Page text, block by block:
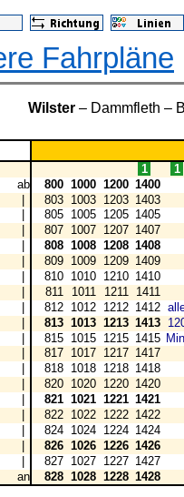
Fahrpläne
Wilster– Dammfleth –
1
1
ab 800 1000 1200 1400
| 803 1003 1203 1403
805 1005 1205 1405
807 1007 1207 1407
808 1008 1208 1408
809 1009 1209 1409
810 1010 1210 1410
811 1011 1211
1411
812 1012 1212 1412
| 813 1013 1213 1413
| 815 1015 1215 1415
817 1017 1217 1417
818 1018 1218 1418
820 1020 1220 1420
821 1021 1221 1421
822 1022 1222 1422
824 1024 1224 1424
826 1026 1226 1426
| 827 1027 1227 1427
an 828 1028 1228 1428